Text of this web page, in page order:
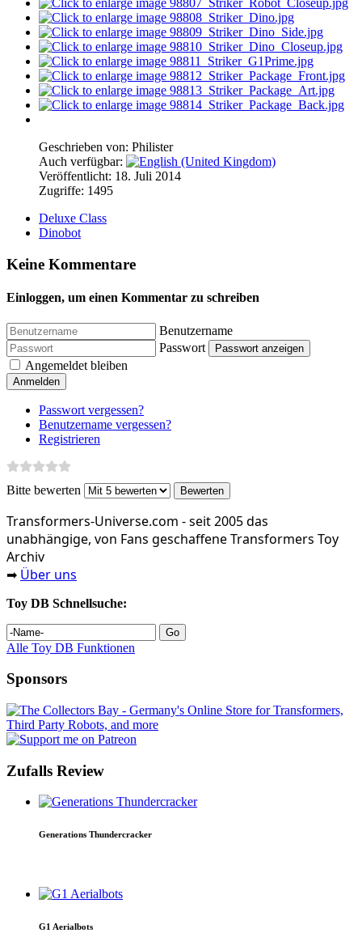
Geschrieben von: Philister
Auch verfügbar:
Veröffentlicht: 18. Juli 2014
Zugriffe: 1495
Deluxe Class
Dinobot
Keine Kommentare
Einloggen, um einen Kommentar zu schreiben
Benutzername
Passwort
Passwort anzeigen
Angemeldet bleiben
Anmelden
Passwort vergessen?
Benutzername vergessen?
Registrieren
Bitte bewerten
Transformers‑Universe.com - seit 2005 das
unabhängige, von Fans geschaffene Transformers Toy
Archiv
➡ Über uns
Toy DB Schnellsuche:
Alle Toy DB Funktionen
Sponsors
Zufalls Review
Generations Thundercracker
G1 Aerialbots